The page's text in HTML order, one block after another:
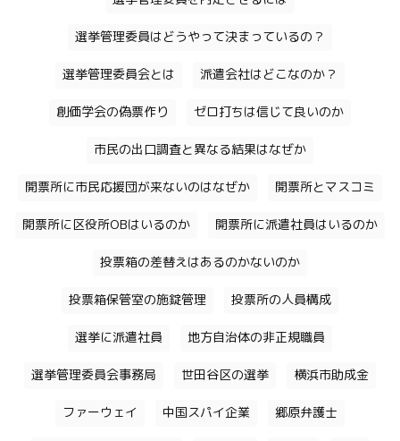
選挙管理委員はどうやって決まっているの？
選挙管理委員会とは 派遣会社はどこなのか？
創価学会の偽票作り ゼロ打ちは信じて良いのか
市民の出口調査と異なる結果はなぜか
開票所に市民応援団が来ないのはなぜか 開票所とマスコミ
開票所に区役所OBはいるのか 開票所に派遣社員はいるのか
投票箱の差替えはあるのかないのか
投票箱保管室の施錠管理 投票所の人員構成
選挙に派遣社員 地方自治体の非正規職員
選挙管理委員会事務局 世田谷区の選挙 横浜市助成金
ファーウェイ 中国スパイ企業 郷原弁護士